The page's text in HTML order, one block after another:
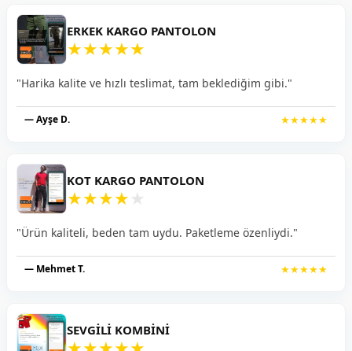
ERKEK KARGO PANTOLON
★★★★★
"Harika kalite ve hızlı teslimat, tam beklediğim gibi."
— Ayşe D. ★★★★★
KOT KARGO PANTOLON
★★★★ ★
"Ürün kaliteli, beden tam uydu. Paketleme özenliydi."
— Mehmet T. ★★★★★
SEVGILI KOMBINI